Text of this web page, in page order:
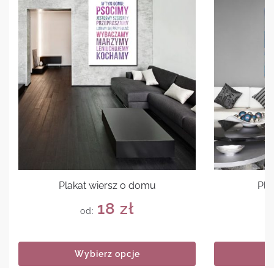
Plakat wiersz o domu
od: 18 zł
Wybierz opcje